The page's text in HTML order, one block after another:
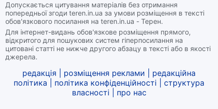
Допускається цитування матеріалів без отримання
попередньої згоди teren.in.ua за умови розміщення в тексті
обов'язкового посилання на teren.in.ua - Терен.
Для інтернет-видань обов'язкове розміщення прямого,
відкритого для пошукових систем гіперпосилання на
цитовані статті не нижче другого абзацу в тексті або в якості
джерела.
редакція розміщення реклами
редакційна
політика
політика конфіденційності
структура
власності
про нас